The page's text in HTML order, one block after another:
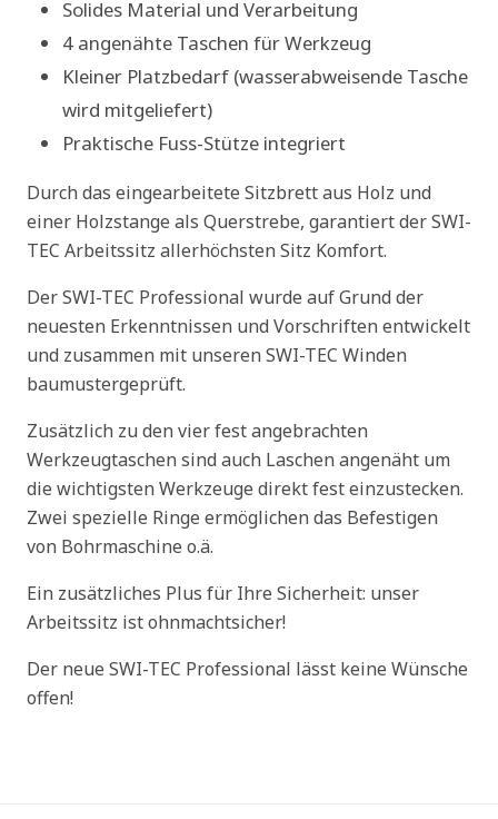
Solides Material und Verarbeitung
4 angenähte Taschen für Werkzeug
Kleiner Platzbedarf (wasserabweisende Tasche
wird mitgeliefert)
Praktische Fuss-Stütze integriert
Durch das eingearbeitete Sitzbrett aus Holz und
einer Holzstange als Querstrebe, garantiert der SWI-
TEC Arbeitssitz allerhöchsten Sitz Komfort.
Der SWI-TEC Professional wurde auf Grund der
neuesten Erkenntnissen und Vorschriften entwickelt
und zusammen mit unseren SWI-TEC Winden
baumustergeprüft.
Zusätzlich zu den vier fest angebrachten
Werkzeugtaschen sind auch Laschen angenäht um
die wichtigsten Werkzeuge direkt fest einzustecken.
Zwei spezielle Ringe ermöglichen das Befestigen
von Bohrmaschine o.ä.
Ein zusätzliches Plus für Ihre Sicherheit: unser
Arbeitssitz ist ohnmachtsicher!
Der neue SWI-TEC Professional lässt keine Wünsche
offen!